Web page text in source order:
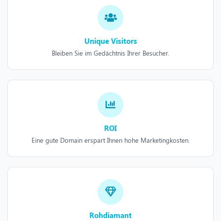
Unique Visitors
Bleiben Sie im Gedächtnis Ihrer Besucher.
ROI
Eine gute Domain erspart Ihnen hohe Marketingkosten.
Rohdiamant